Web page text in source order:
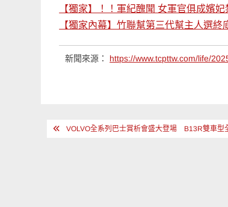
【獨家】！！軍紀醜聞 女軍官俱成嬪
【獨家內幕】竹聯幫第三代幫主人選
新聞來源： https://www.tcpttw.com/life/
文 VOLVO全系列巴士賞析會盛大登場 B13R雙車型